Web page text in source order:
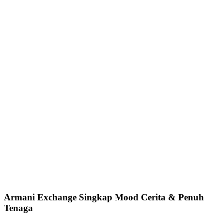
Armani Exchange Singkap Mood Cerita & Penuh
Tenaga